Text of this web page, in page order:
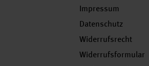
Impressum
Datenschutz
Widerrufsrecht
Widerrufsformular